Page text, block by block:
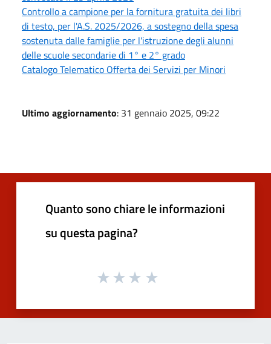
Controllo a campione per la fornitura gratuita dei libri
di testo, per l'A.S. 2025/2026, a sostegno della spesa
sostenuta dalle famiglie per l'istruzione degli alunni
delle scuole secondarie di 1° e 2° grado
Catalogo Telematico Offerta dei Servizi per Minori
Ultimo aggiornamento: 31 gennaio 2025, 09:22
Quanto sono chiare le informazioni
su questa pagina?